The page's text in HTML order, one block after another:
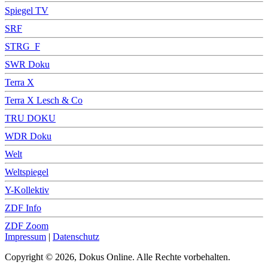
Spiegel TV
SRF
STRG_F
SWR Doku
Terra X
Terra X Lesch & Co
TRU DOKU
WDR Doku
Welt
Weltspiegel
Y-Kollektiv
ZDF Info
ZDF Zoom
Impressum | Datenschutz
Copyright © 2026, Dokus Online. Alle Rechte vorbehalten.